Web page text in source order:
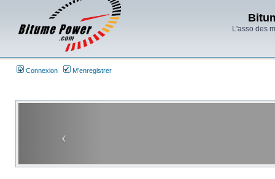
L'asso des
Connexion M’enregistrer